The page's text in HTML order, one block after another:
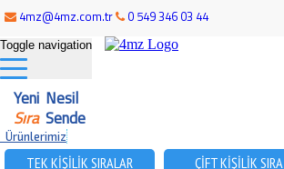
4mz@4mz.com.tr 0 549 346 03 44
Toggle navigation
Yeni Nesil
SıraSende
Ürünlerimiz
TEK KİŞİLİK SIRALAR ÇİFT KİŞİLİK SIRA